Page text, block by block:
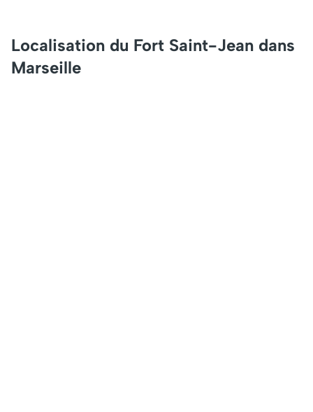
Localisation du Fort Saint-Jean dans
Marseille